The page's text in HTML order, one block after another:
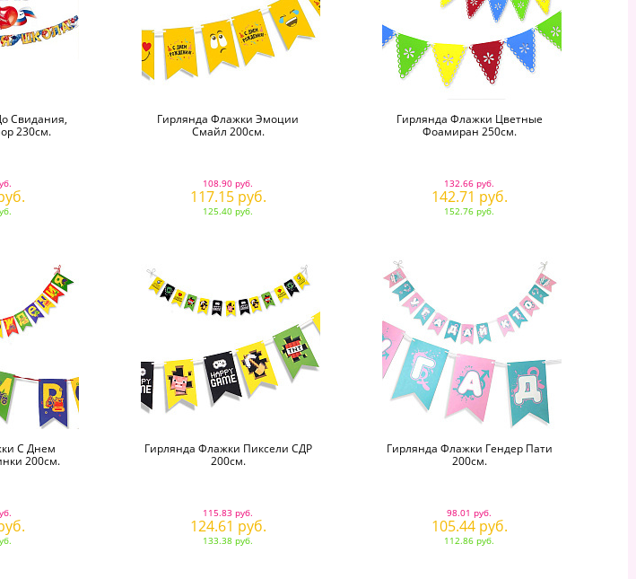
Свидания,
230см.
Гирлянда Флажки Эмоции
Смайл 200см.
108.90 руб.
117.15 руб.
125.40 руб.
Гирлянда Флажки Цветные
Фоамиран 250см.
132.66 руб.
142.71 руб.
152.76 руб.
С Днем
200см.
Гирлянда Флажки Пиксели СДР
200см.
115.83 руб.
124.61 руб.
133.38 руб.
Гирлянда Флажки Гендер Пати
200см.
98.01 руб.
105.44 руб.
112.86 руб.